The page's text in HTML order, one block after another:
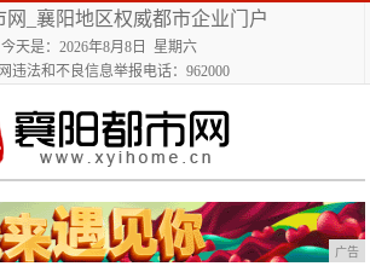
网_襄阳地区权威都市企业门户
今天是：2026年8月8日 星期六
违法和不良信息举报电话：962000
广告